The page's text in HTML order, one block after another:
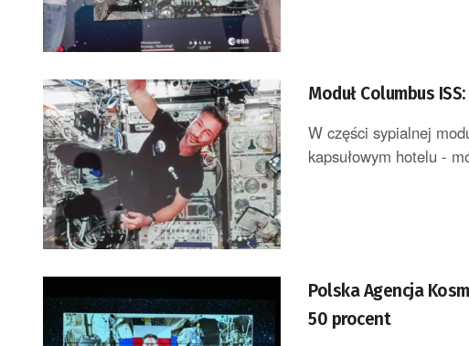
Moduł Columbus
W części sypialnej
kapsułowym hotelu -
Polska Agencja
50 procent